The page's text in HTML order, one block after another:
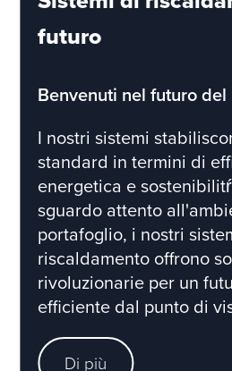
futuro
Benvenuti nel futuro
I nostri sistemi
standard in termini di
energetica e
sguardo attento
portafoglio, i nostri
riscaldamento offrono
rivoluzionarie per un
efficiente dal punto di
Di più